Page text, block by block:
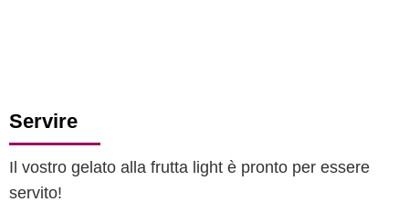
Servire
Il vostro gelato alla frutta light è pronto per essere
servito!